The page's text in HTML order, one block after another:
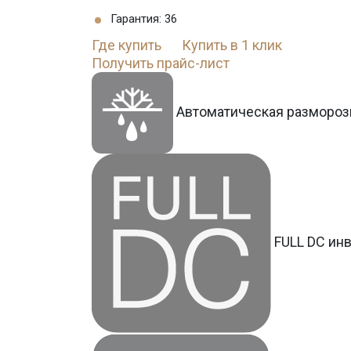
Гарантия: 36
Где купить
Купить в 1 клик
Получить прайс-лист
Автоматическая
FULL DC